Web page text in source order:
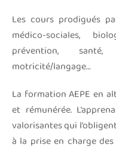
Les cours prodigués
médico-sociales,
prévention,
motricité/langage…
La formation AEPE en
et rémunérée.
valorisantes qui
à la prise en charge